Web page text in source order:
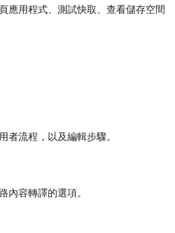
應用程式、測試快取、查看儲存空間
者流程，以及編輯步驟。
內容轉譯的選項。